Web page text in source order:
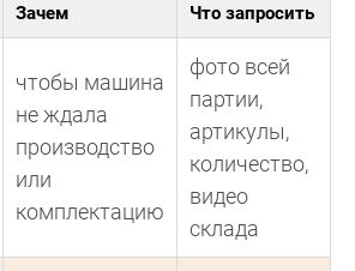
Зачем Что запросить
чтобы машина
не ждала
производство
или
комплектацию
фото всей
партии,
артикулы,
количество,
видео
склада